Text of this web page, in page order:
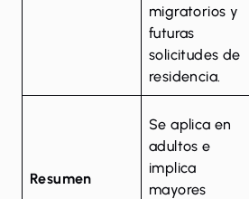
migratorios y
futuras
solicitudes de
residencia.
Resumen
Se aplica en
adultos e
implica
mayores